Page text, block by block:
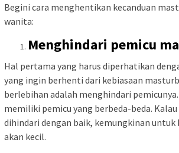
Begini cara menghentikan kecanduan
wanita:
Menghindari pemicu
Hal pertama yang harus diperhatikan
yang ingin berhenti dari kebiasaan
berlebihan adalah menghindari
memiliki pemicu yang berbeda-beda.
dihindari dengan baik, kemungkinan
akan kecil.